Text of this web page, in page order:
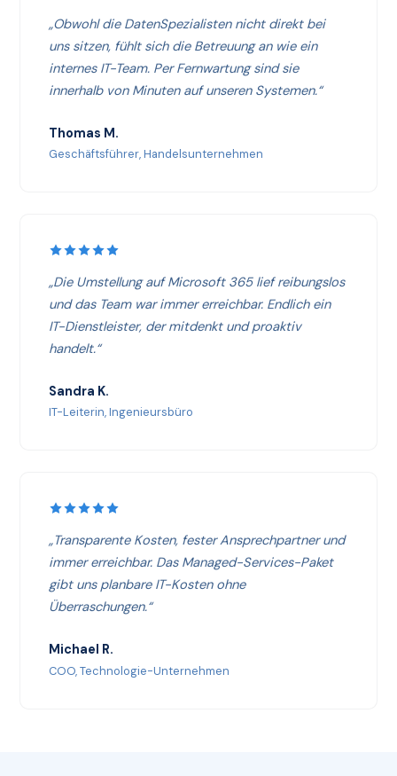
„Obwohl die DatenSpezialisten nicht direkt bei
uns sitzen, fühlt sich die Betreuung an wie ein
internes IT-Team. Per Fernwartung sind sie
innerhalb von Minuten auf unseren Systemen.“
Thomas M.
Geschäftsführer, Handelsunternehmen
„Die Umstellung auf Microsoft 365 lief reibungslos
und das Team war immer erreichbar. Endlich ein
IT-Dienstleister, der mitdenkt und proaktiv
handelt.“
Sandra K.
IT-Leiterin, Ingenieursbüro
„Transparente Kosten, fester Ansprechpartner und
immer erreichbar. Das Managed-Services-Paket
gibt uns planbare IT-Kosten ohne
Überraschungen.“
Michael R.
COO, Technologie-Unternehmen